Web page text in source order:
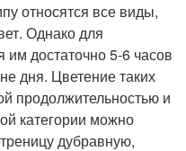
относятся все виды,
Однако для
достаточно 5-6 часов
дня. Цветение таких
продолжительностью и
категории можно
дубравную,